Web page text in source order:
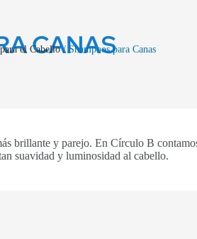
CANAS
el Cabello/ Shampoos para Canas
brillante y parejo. En Círculo B
suavidad y luminosidad al cabello.